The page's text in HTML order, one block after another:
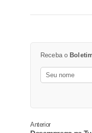
Receba o
Anterior